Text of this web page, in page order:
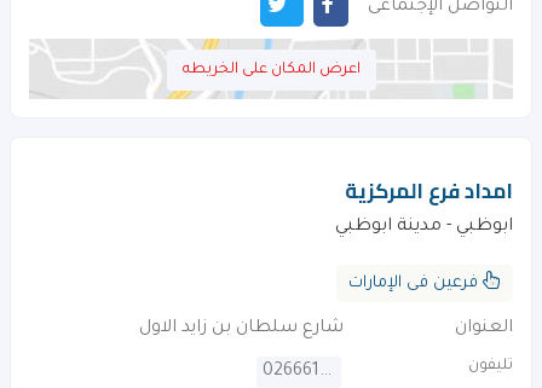
التواصل الإجتماعى
اعرض المكان على الخريطه
امداد فرع المركزية
ابوظبي - مدينة ابوظبي
فرعين فى الإمارات
العنوان شارع سلطان بن زايد الاول
تليفون 026661756